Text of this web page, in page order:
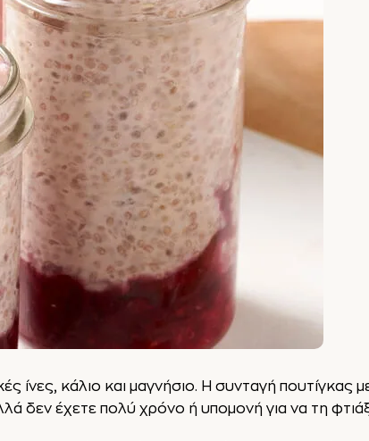
ίνες, κάλιο και μαγνήσιο. Η συνταγή
δεν έχετε πολύ χρόνο ή υπομονή για να τη